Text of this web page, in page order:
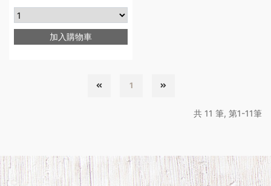
加入購物車
1
共 11 筆, 第1-11筆